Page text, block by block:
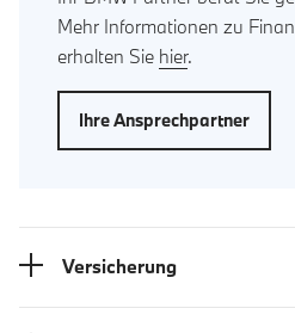
Mehr Informationen zu
erhalten Sie hier.
Ihre Ansprechpartner
Versicherung